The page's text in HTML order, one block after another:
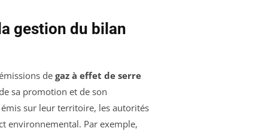
gestion du bilan
de gaz à effet de serre
sa promotion et de son
sur leur territoire, les autorités
environnemental. Par exemple,